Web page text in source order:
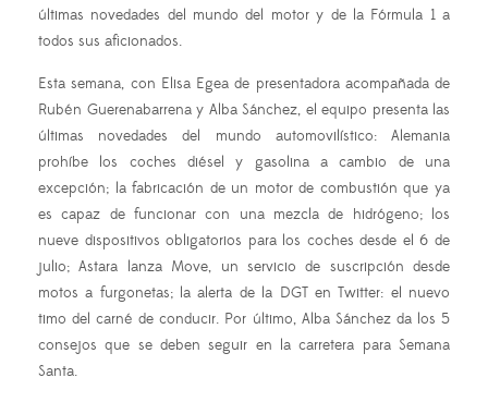
últimas novedades del mundo del motor y de la Fórmula 1 a
todos sus aficionados.
Esta semana, con Elisa Egea de presentadora acompañada de
Rubén Guerenabarrena y Alba Sánchez, el equipo presenta las
últimas novedades del mundo automovilístico: Alemania
prohíbe los coches diésel y gasolina a cambio de una
excepción; la fabricación de un motor de combustión que ya
es capaz de funcionar con una mezcla de hidrógeno; los
nueve dispositivos obligatorios para los coches desde el 6 de
julio; Astara lanza Move, un servicio de suscripción desde
motos a furgonetas; la alerta de la DGT en Twitter: el nuevo
timo del carné de conducir. Por último, Alba Sánchez da los 5
consejos que se deben seguir en la carretera para Semana
Santa.